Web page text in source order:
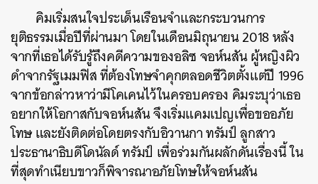
คิมเริ่มสนใจประเด็นเรือนจำและกระบวนการ
ยุติธรรมเมื่อปีที่ผ่านมา โดยในเดือนมิถุนายน 2018 หลัง
จากที่เธอได้รับรู้ถึงคดีความของอลิซ จอห์นสัน ผู้หญิงผิว
ดำจากรัฐเมมฟิส ที่ต้องโทษจำคุกตลอดชีวิตตั้งแต่ปี 1996
จากข้อกล่าวหาว่ามีโคเคนไว้ในครอบครอง คิมระบุว่าเธอ
อยากให้โอกาสกับจอห์นสัน จึงเริ่มแคมเปญเพื่อขออภัย
โทษ และยังติดต่อโดยตรงกับอิวานกา ทรัมป์ ลูกสาว
ประธานาธิบดีโดนัลด์ ทรัมป์ เพื่อร่วมกันผลักดันเรื่องนี้ ใน
ที่สุดทำเนียบขาวก็พิจารณาอภัยโทษให้จอห์นสัน